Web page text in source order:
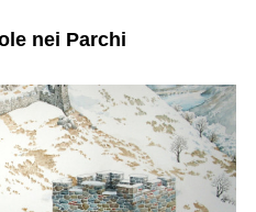
nei Parchi